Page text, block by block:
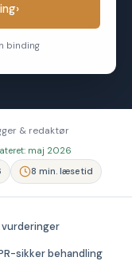
›
binding
& redaktør
maj 2026
8 min. læsetid
sikker behandling